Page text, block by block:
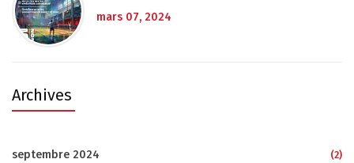
mars 07, 2024
Archives
septembre 2024 (2)